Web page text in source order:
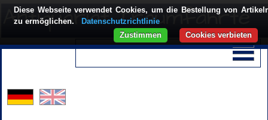
Diese Webseite verwendet Cookies, um die Bestellung von
zu ermöglichen.
Datenschutzrichtlinie
Cookies verbieten
Zustimmen